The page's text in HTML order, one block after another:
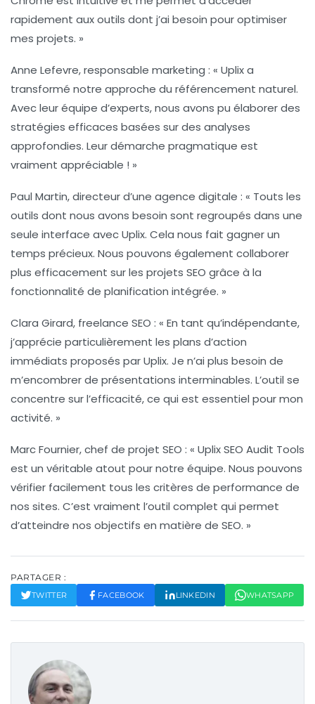
rapidement aux outils dont j’ai besoin pour optimiser
mes projets. »
Anne Lefevre, responsable marketing : « Uplix a
transformé notre approche du référencement naturel.
Avec leur équipe d’experts, nous avons pu élaborer des
stratégies efficaces basées sur des analyses
approfondies. Leur démarche pragmatique est
vraiment appréciable ! »
Paul Martin, directeur d’une agence digitale : « Touts les
outils dont nous avons besoin sont regroupés dans une
seule interface avecUplix. Cela nous fait gagner un
temps précieux. Nous pouvons également collaborer
plus efficacement sur les projets SEO grâce à la
fonctionnalité de planification intégrée. »
Clara Girard, freelance SEO : « En tant qu’indépendante,
j’apprécie particulièrement les plans d’action
immédiats proposés par Uplix. Je n’ai plus besoin de
m’encombrer de présentations interminables. L’outil se
concentre sur l’efficacité, ce qui est essentiel pour mon
activité. »
Marc Fournier, chef de projet SEO : « Uplix SEO Audit Tools
est un véritable atout pour notre équipe. Nous pouvons
vérifier facilement tous les critères de performance de
nos sites. C’est vraiment l’outil complet qui permet
d’atteindre nos objectifs en matière de SEO. »
PARTAGER :
TWITTER FACEBOOK LINKEDIN WHATSAPP